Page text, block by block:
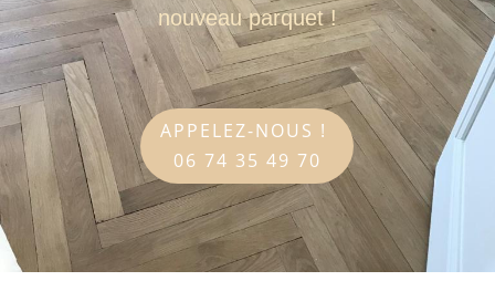
nouveau parquet !
APPELEZ-NOUS !
06 74 35 49 70